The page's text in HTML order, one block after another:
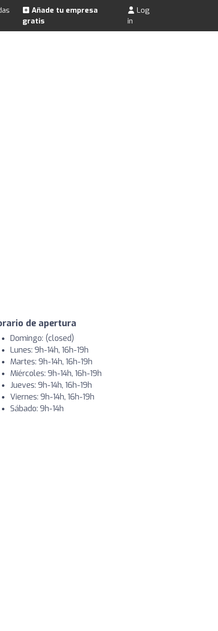
Añade tu empresa
gratis
Log
in
de apertura
Domingo: (closed)
Lunes: 9h-14h, 16h-19h
Martes: 9h-14h, 16h-19h
Miércoles: 9h-14h, 16h-19h
Jueves: 9h-14h, 16h-19h
Viernes: 9h-14h, 16h-19h
Sábado: 9h-14h